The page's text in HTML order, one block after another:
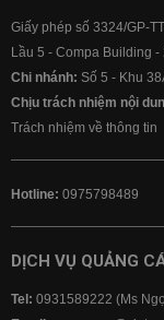
Giấy phép số 3324/GP-
Lầu 5 - Compa Building
Chi nhánh: Số 5 - Khu
Chịu trách nhiệm nội
Trách nhiệm về thông tin
Hotline: 0975798489
DỊCH VỤ QUẢNG
Tel: 0931589222 (Ms